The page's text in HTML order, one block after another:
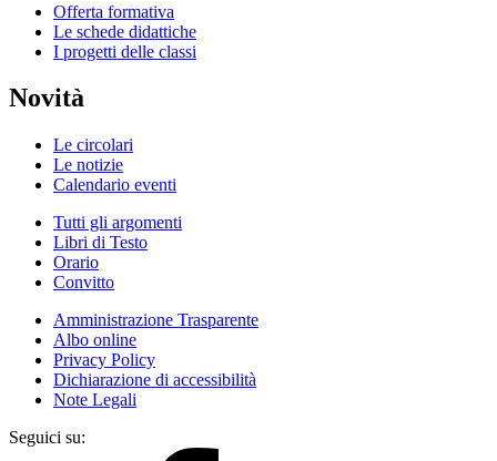
Offerta formativa
Le schede didattiche
I progetti delle classi
Novità
Le circolari
Le notizie
Calendario eventi
Tutti gli argomenti
Libri di Testo
Orario
Convitto
Amministrazione Trasparente
Albo online
Privacy Policy
Dichiarazione di accessibilità
Note Legali
Seguici su: